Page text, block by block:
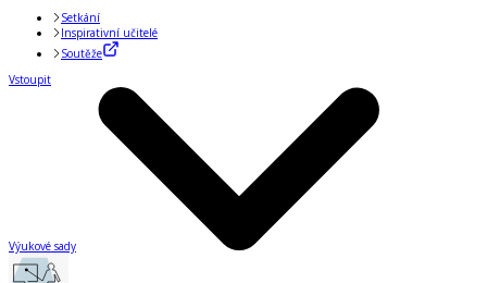
Setkání
Inspirativní učitelé
Soutěže
Vstoupit
Výukové sady